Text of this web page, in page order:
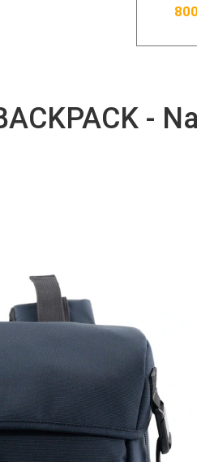
800
-